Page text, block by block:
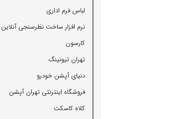
لباس فرم اداری
نرم افزار ساخت نظرسنجی آنلاین
كارسون
تهران تیونینگ
دنیای آپشن خودرو
فروشگاه اینترنتی تهران آپشن
كلاه كاسكت